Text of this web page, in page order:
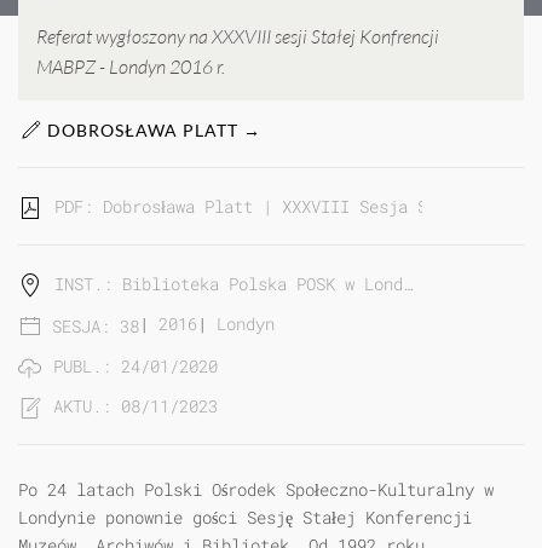
Referat wygłoszony na XXXVIII sesji Stałej Konfrencji
MABPZ - Londyn 2016 r.
Po 24 latach Polski Ośrodek Społeczno-Kulturalny w
Londynie ponownie gości Sesję Stałej Konferencji
DOBROSŁAWA PLATT →
PDF: Dobrosława Platt | XXXVIII Sesja Stałej
INST.: Biblioteka Polska POSK w Lond…
SESJA: 38| 2016 | Londyn
PUBL.: 24/01/2020
AKTU.: 08/11/2023